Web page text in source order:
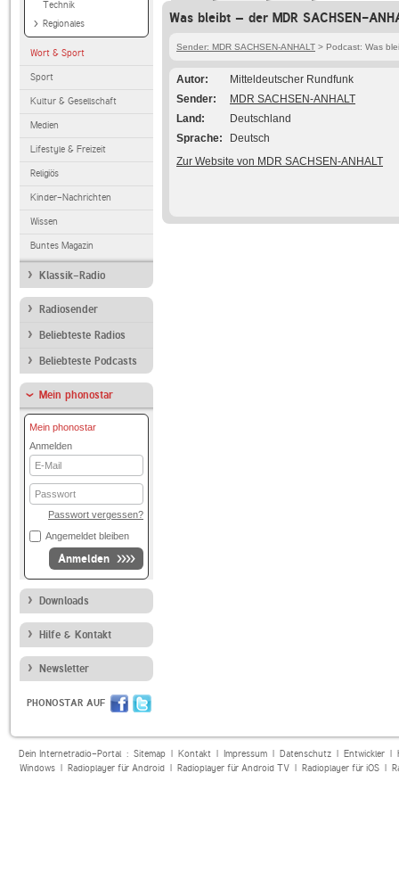
Technik
Regionales
Wort & Sport
Sport
Kultur & Gesellschaft
Medien
Lifestyle & Freizeit
Religiös
Kinder-Nachrichten
Wissen
Buntes Magazin
Klassik-Radio
Radiosender
Beliebteste Radios
Beliebteste Podcasts
Mein phonostar
Mein phonostar
Anmelden
E-
Mail
Passwort
Passwort vergessen?
Angemeldet bleiben
Anmelden
Downloads
Hilfe & Kontakt
Newsletter
PHONOSTAR AUF
Was bleibt – der MDR SACHSEN-
Sender: MDR SACHSEN-ANHALT > Podcast: Was
Autor
Mitteldeutscher Rundfunk
Sender
MDR SACHSEN-ANHALT
Land
Deutschland
Sprache
Deutsch
Zur Website von MDR SACHSEN-ANHALT
Dein Internetradio-Portal : Sitemap| Kontakt| Impressum| Datenschutz| Entwickler|
Windows| Radioplayer für Android| Radioplayer für Android TV| Radioplayer für iOS|